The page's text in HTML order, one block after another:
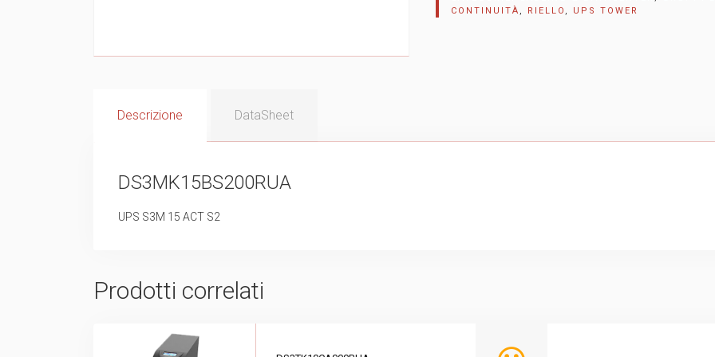
CONTINUITÀ , RIELLO , UPS TOWER
Descrizione DataSheet
DS3MK15BS200RUA
UPS S3M 15 ACT S2
Prodotti correlati